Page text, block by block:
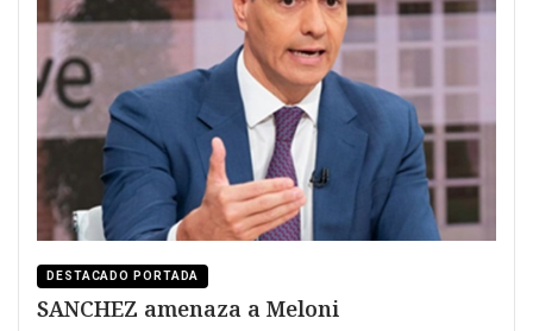
DESTACADO PORTADA
SANCHEZ amenaza a Meloni